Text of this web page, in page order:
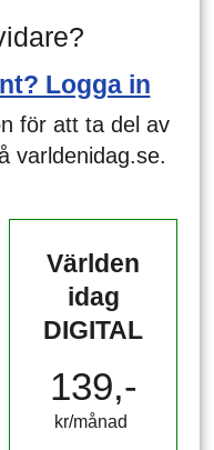
Logga in
för att ta del av
varldenidag.se.
Världen
idag
DIGITAL
139,-
kr/månad ​​​​​​